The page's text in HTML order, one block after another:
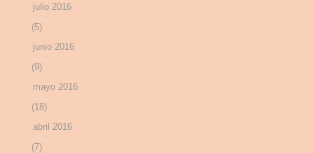
julio 2016
(5)
junio 2016
(9)
mayo 2016
(18)
abril 2016
(7)